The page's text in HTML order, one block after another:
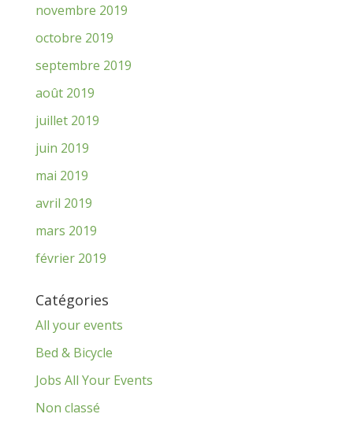
novembre 2019
octobre 2019
septembre 2019
août 2019
juillet 2019
juin 2019
mai 2019
avril 2019
mars 2019
février 2019
Catégories
All your events
Bed & Bicycle
Jobs All Your Events
Non classé